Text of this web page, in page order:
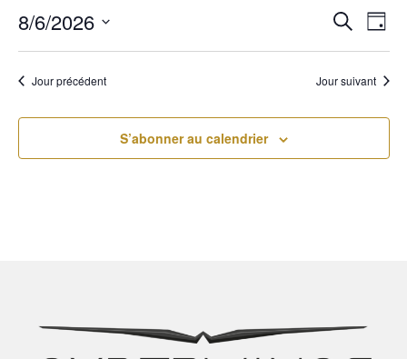
et
de
Recherche
Jour
8/6/2026
date.Jour précédent Jour suivant
S’abonner au calendrier